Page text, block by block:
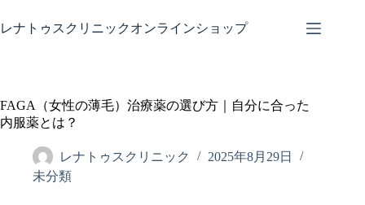
ン
ス
キ
レナトゥスクリニックオンラインショップ
FAGA（女性の薄毛）治療薬の選び方｜自分に合った
内服薬とは？
レナトゥスクリニック
2025年8月29日
未分類